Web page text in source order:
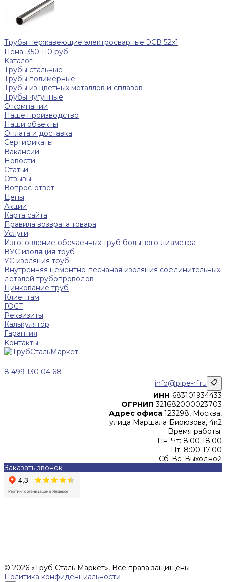
Трубы нержавеющие электросварные ЭСВ 52x1
Цена: 350 110 руб.
Каталог
Трубы стальные
Трубы полимерные
Трубы из цветных металлов и сплавов
Трубы чугунные
О компании
Наше производство
Наши объекты
Оплата и доставка
Сертификаты
Вакансии
Новости
Статьи
Отзывы
Вопрос-ответ
Цены
Акции
Карта сайта
Правила возврата товара
Услуги
Изготовление обечаечных труб большого диаметра
ВУС изоляция труб
УС изоляция труб
Внутренняя цементно-песчаная изоляция соединительных
деталей трубопроводов
Цинкование труб
Клиентам
ГОСТ
Реквизиты
Калькулятор
Гарантия
Контакты
8 499 130 04 68
info@pipe-rf.ru 📋
ИНН 683101934433
ОГРНИП 321682000023703
Адрес офиса 123298, Москва,
улица Маршала Бирюзова, 4к2
Время работы:
Пн-Чт: 8:00-18:00
Пт: 8:00-17:00
Сб-Вс: Выходной
Заказать звонок
© 2026 «Труб Сталь Маркет», Все права защищены
Политика конфиденциальности